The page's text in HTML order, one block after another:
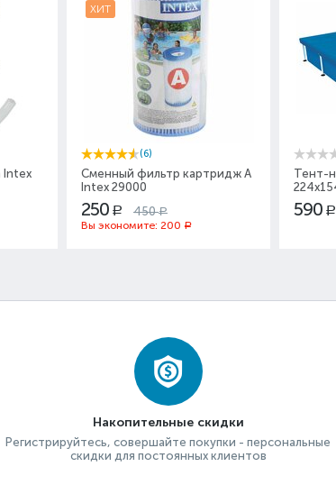
Intex
ХИТ
(6)
Сменный фильтр картридж A
Intex 29000
250 Р 450 Р
Вы экономите: 200 Р
Тент-
590 Р
Накопительные скидки
Регистрируйтесь, совершайте покупки - персональные
скидки для постоянных клиентов